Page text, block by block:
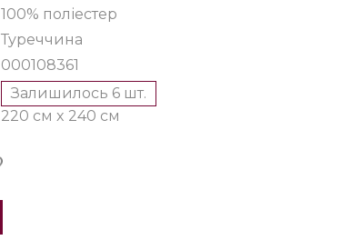
100% поліестер
Туреччина
000108361
Залишилось 6 шт.
220 см x 240 см